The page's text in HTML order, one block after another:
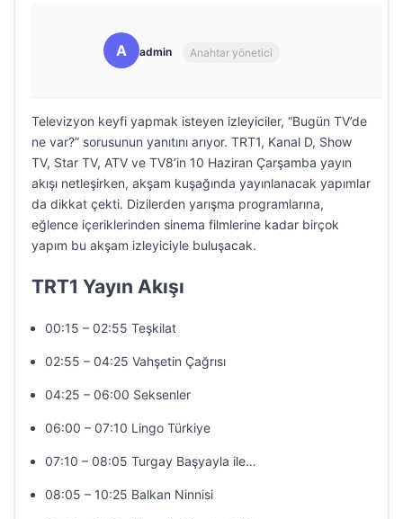
A admin Anahtar yönetici
Televizyon keyfi yapmak isteyen izleyiciler, “Bugün TV’de
ne var?” sorusunun yanıtını arıyor. TRT1, Kanal D, Show
TV, Star TV, ATV ve TV8’in 10 Haziran Çarşamba yayın
akışı netleşirken, akşam kuşağında yayınlanacak yapımlar
da dikkat çekti. Dizilerden yarışma programlarına,
eğlence içeriklerinden sinema filmlerine kadar birçok
yapım bu akşam izleyiciyle buluşacak.
TRT1 Yayın Akışı
00:15 – 02:55 Teşkilat
02:55 – 04:25 Vahşetin Çağrısı
04:25 – 06:00 Seksenler
06:00 – 07:10 Lingo Türkiye
07:10 – 08:05 Turgay Başyayla ile…
08:05 – 10:25 Balkan Ninnisi